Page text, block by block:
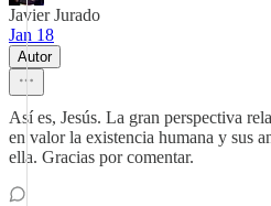
Javier Jurado
Jan 18
Autor
Así es, Jesús. La gran perspectiva
en valor la existencia humana y sus
ella. Gracias por comentar.